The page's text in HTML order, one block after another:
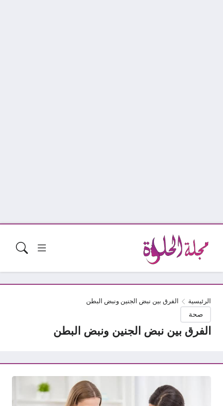
الرئيسية الفرق بين نبض الجنين ونبض البطن
صحة
الفرق بين نبض الجنين ونبض البطن